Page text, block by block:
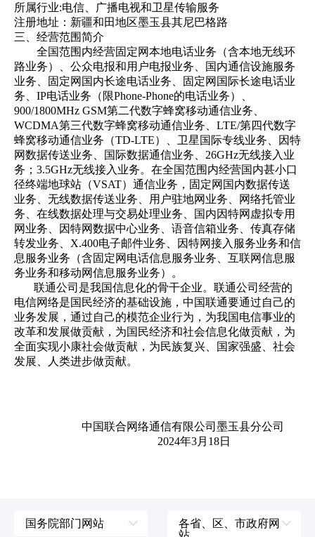
所属行业:电信、广播电视和卫星传输服务
注册地址：新疆和田地区墨玉县其尼巴格路
三、经营范围简介
全国范围内经营固定网本地电话业务（含本地无线环
路业务）、公众电报和用户电报业务、国内通信设施服务
业务、固定网国内长途电话业务、固定网国际长途电话业
务、IP电话业务（限Phone-Phone的电话业务）、
900/1800MHz GSM第二代数字蜂窝移动通信业务、
WCDMA第三代数字蜂窝移动通信业务、LTE/第四代数字
蜂窝移动通信业务（TD-LTE）、卫星国际专线业务、因特
网数据传送业务、国际数据通信业务、26GHz无线接入业
务；3.5GHz无线接入业务。在全国范围内经营国内甚小口
径终端地球站（VSAT）通信业务，固定网国内数据传送
业务、无线数据传送业务、用户驻地网业务、网络托管业
务、在线数据处理与交易处理业务、国内因特网虚拟专用
网业务、因特网数据中心业务、语音信箱业务、传真存储
转发业务、X.400电子邮件业务、因特网接入服务业务和信
息服务业务（含固定网电话信息服务业务、互联网信息服
务业务和移动网信息服务业务）。
联通公司是我国信息化的骨干企业。联通公司经营的
电信网络是国民经济的基础设施，中国联通要通过自己的
业务发展，通过自己的模范企业行为，为我国电信事业的
改革和发展做贡献，为国民经济和社会信息化做贡献，为
全面实现小康社会做贡献，为民族复兴、国家强盛、社会
发展、人类进步做贡献。
中国联合网络通信有限公司墨玉县分公司
2024年3月18日
国务院部门网站
各省、区、市政府网
站